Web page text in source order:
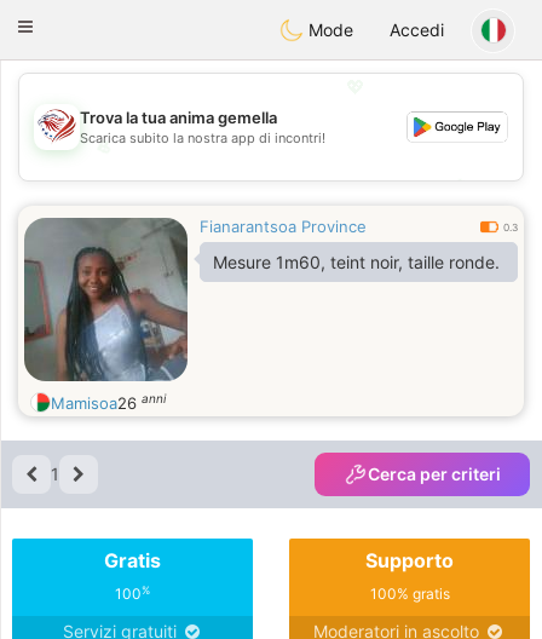
StatesDating
Toggle
Mode Accedi
💖
💕
Trova la tua anima gemella
Scarica subito la nostra app di incontri!
Fianarantsoa Province 0.3
Mesure 1m60, teint noir, taille ronde.
Mamisoa26 anni
1 Cerca per criteri
Gratis
100%
Servizi gratuiti
Supporto
100% gratis
Moderatori in ascolto